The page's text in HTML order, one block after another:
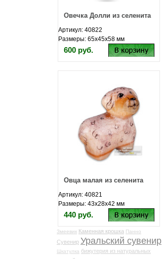
Овечка Долли из селенита
Артикул: 40822
Размеры: 65х45х58 мм
600 руб.
Овца малая из селенита
Артикул: 40821
Размеры: 43х28х42 мм
440 руб.
Змеевик Каменная крошка Панно
Сувенир Уральский сувенир
Шкатулка бижутерия из натуральных